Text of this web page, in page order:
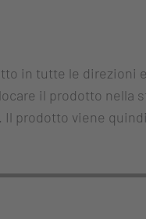
in tutte le direzioni
il prodotto nella
Il prodotto viene